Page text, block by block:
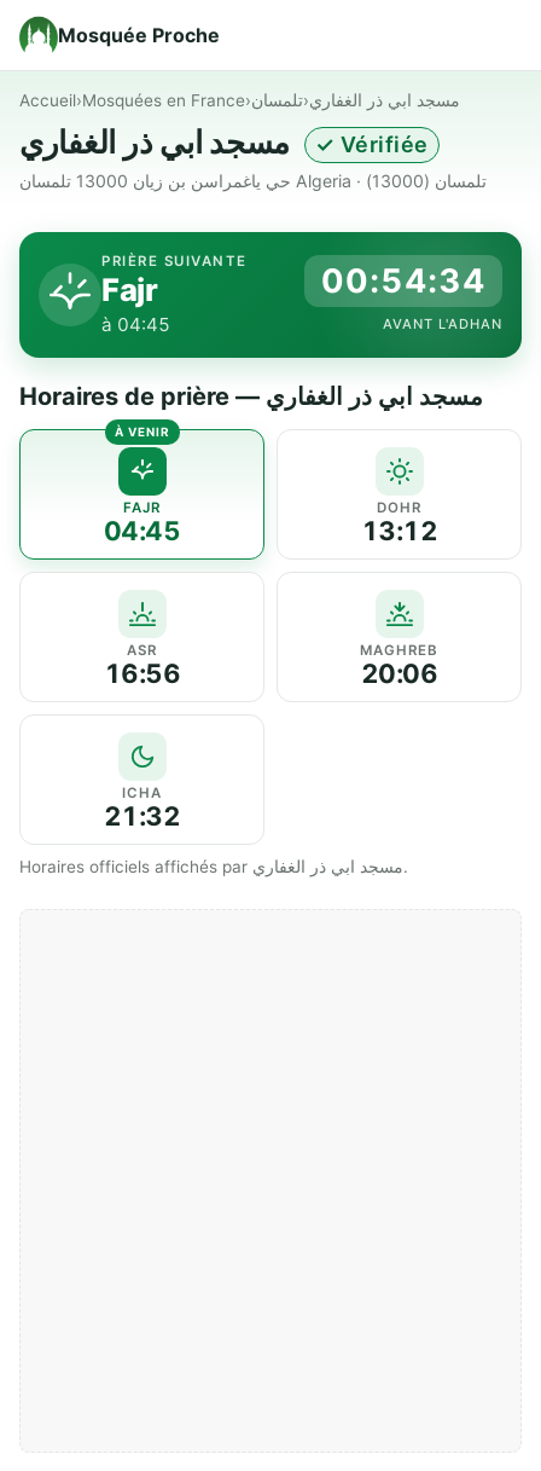
Mosquée Proche
Accueil›Mosquées en France›تلمسان›مسجد ابي ذر الغفاري
✓ Vérifiée
حي ياغمراسن بن زيان 13000 تلمسان Algeria · تلمسان (13000)
PRIÈRE SUIVANTE
Fajr
à 04:45
00:54:34
AVANT L'ADHAN
Horaires de prière — مسجد ابي ذر الغفاري
FAJR
04:45
DOHR
13:12
ASR
16:56
MAGHREB
20:06
ICHA
21:32
Horaires officiels affichés par مسجد ابي ذر الغفاري.